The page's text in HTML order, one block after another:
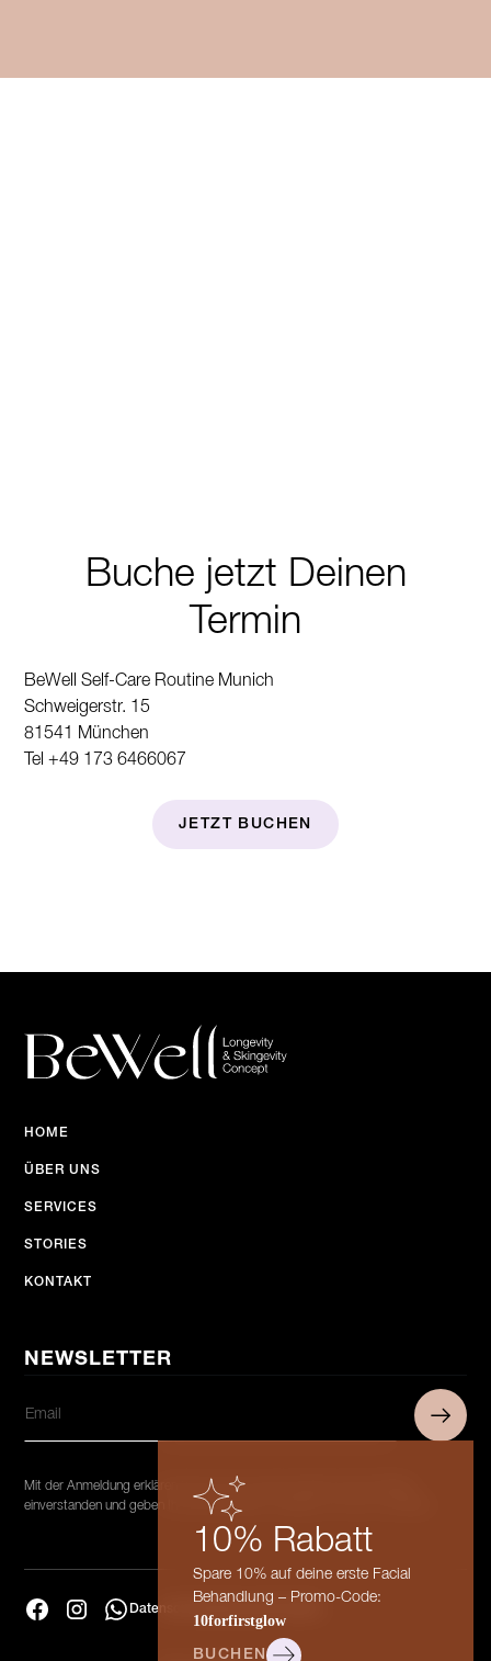
10% Rabatt
Spare 10% auf deine erste Facial
Behandlung – Promo-Code:
10forfirstglow
BUCHEN
Buche jetzt Deinen
Termin
BeWell Self-Care Routine Munich
Schweigerstr. 15
81541 München
Tel +49 173 6466067
JETZT BUCHEN
HOME
ÜBER UNS
SERVICES
STORIES
KONTAKT
NEWSLETTER
Mit der Anmeldung erklären Sie sich mit unseren Datenschutzrichtlinien
einverstanden und geben Ihr Einverständnis, Updates von uns zu erhalten.
Datenschutz